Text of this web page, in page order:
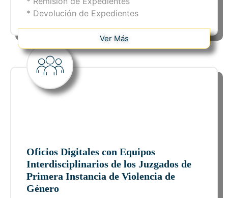
* Devolución de Expedientes
Ver Más
Oficios Digitales con Equipos
Interdisciplinarios de los Juzgados de
Primera Instancia de Violencia de
Género